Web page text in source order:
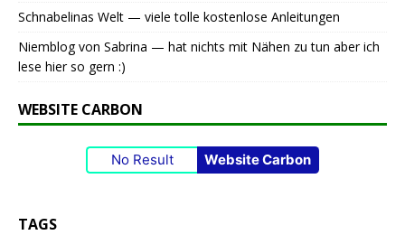
Schnabelinas Welt — viele tolle kostenlose Anleitungen
Niemblog von Sabrina — hat nichts mit Nähen zu tun aber ich
lese hier so gern :)
WEBSITE CARBON
No Result Website Carbon
TAGS